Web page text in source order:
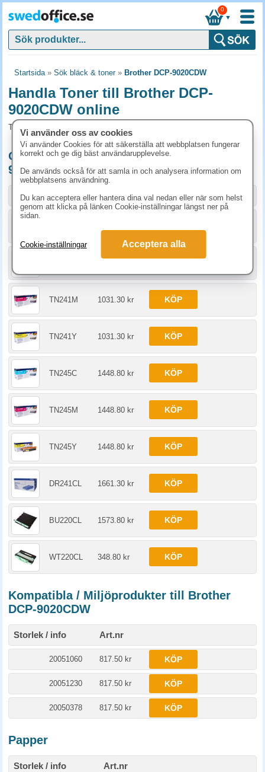
▼
0
Startsida» Sök bläck & toner» Brother DCP-9020CDW
Handla Toner till Brother DCP-
9020CDW online
Toner och tillbehör som passar till Brother DCP-9020CDW
Originalprodukter till Brother DCP-
9020CDW
Storlek / info Art.nr
TN241M 1031.30 kr KÖP
TN241Y 1031.30 kr KÖP
TN245C 1448.80 kr KÖP
TN245M 1448.80 kr KÖP
TN245Y 1448.80 kr KÖP
DR241CL 1661.30 kr KÖP
BU220CL 1573.80 kr KÖP
WT220CL 348.80 kr KÖP
Kompatibla / Miljöprodukter till Brother
DCP-9020CDW
Storlek / info Art.nr
20051060 817.50 kr KÖP
20051230 817.50 kr KÖP
20050378 817.50 kr KÖP
Papper
Storlek / info Art.nr
Vi använder oss av cookies
Vi använder Cookies för att säkerställa att webbplatsen fungerar
korrekt och ge dig bäst användarupplevelse.
De används också för att samla in och analysera information om
webbplatsens användning.
Du kan acceptera eller hantera dina val nedan eller när som helst
genom att klicka på länken Cookie-inställningar längst ner på
sidan.
Cookie-inställningar Acceptera alla